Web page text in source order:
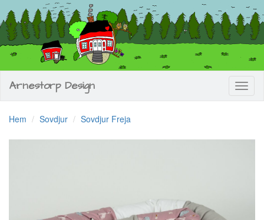
Arnestorp Design
Hem Sovdjur Sovdjur Freja